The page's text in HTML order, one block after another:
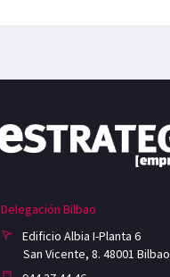
Delegación Bilbao
Edificio Albia I-Planta 6
San Vicente, 8. 48001 Bilbao